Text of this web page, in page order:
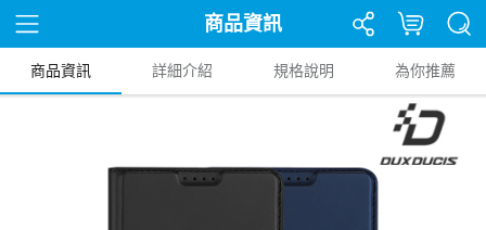
商品資訊
商品資訊 詳細介紹 規格說明 為你推薦